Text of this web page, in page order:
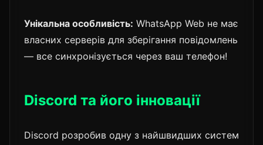
Унікальна особливість: WhatsApp Web не має
власних серверів для зберігання повідомлень
— все синхронізується через ваш телефон!
Discord та його інновації
Discord розробив одну з найшвидших систем